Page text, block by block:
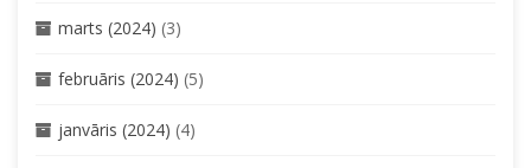
marts (2024) (3)
februāris (2024) (5)
janvāris (2024) (4)